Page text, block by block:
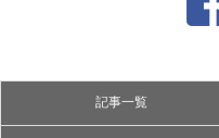
記事一覧